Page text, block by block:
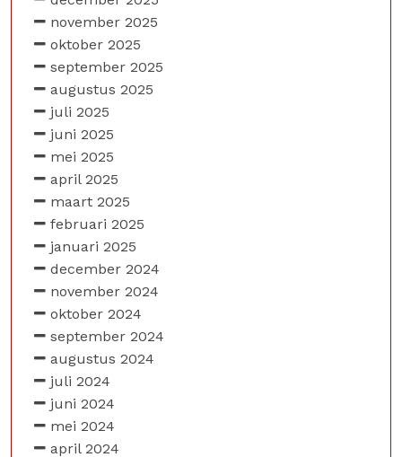
november 2025
oktober 2025
september 2025
augustus 2025
juli 2025
juni 2025
mei 2025
april 2025
maart 2025
februari 2025
januari 2025
december 2024
november 2024
oktober 2024
september 2024
augustus 2024
juli 2024
juni 2024
mei 2024
april 2024